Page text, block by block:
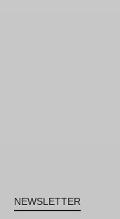
NEWSLETTER